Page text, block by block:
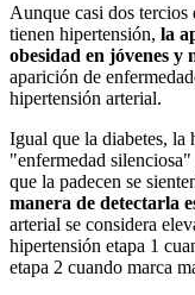
Aunque casi dos
tienen hipertensión, la
obesidad en jóvenes y
aparición de
hipertensión arterial.
Igual que la diabetes, la
"enfermedad silenciosa"
que la padecen se
manera de detectarla
arterial se considera
hipertensión etapa 1
etapa 2 cuando marca